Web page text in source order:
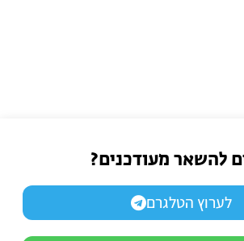
להשאר מעודכנים?
לערוץ הטלגרם